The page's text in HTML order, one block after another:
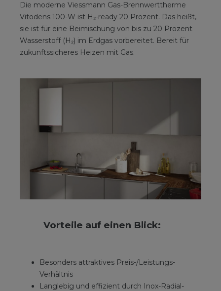
Die moderne Viessmann Gas-Brennwerttherme
Vitodens 100-W ist H₂-ready 20 Prozent. Das heißt,
sie ist für eine Beimischung von bis zu 20 Prozent
Wasserstoff (H₂) im Erdgas vorbereitet. Bereit für
zukunftssicheres Heizen mit Gas.
Vorteile auf einen Blick:
Besonders attraktives Preis-/Leistungs-
Verhältnis
Langlebig und effizient durch Inox-Radial-